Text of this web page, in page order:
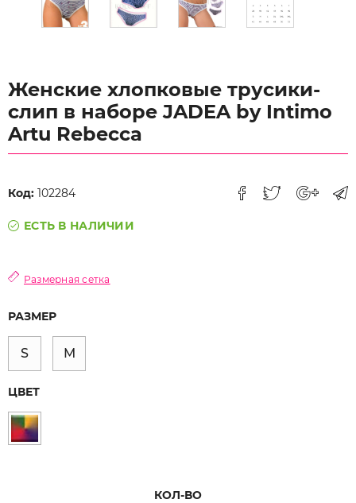
Женские хлопковые трусики-
слип в наборе JADEA by Intimo
Artu Rebecca
Код: 102284
ЕСТЬ В НАЛИЧИИ
Размерная сетка
РАЗМЕР
S M
ЦВЕТ
КОЛ-ВО